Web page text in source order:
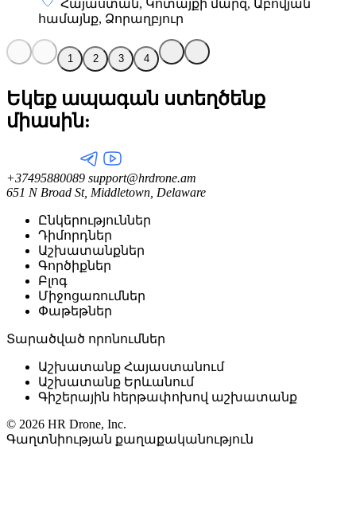
Հայաստան, Կոտայքի մարզ, Աբովյան
համայնք, Ձորաղբյուր
1 2 3 4
Եկեք ապագան ստեղծենք
միասին:
+37495880089 support@hrdrone.am
651 N Broad St, Middletown, Delaware
Ընկերություններ
Դիմորդներ
Աշխատանքներ
Գործիքներ
Բլոգ
Միջոցառումներ
Փաթեթներ
Տարածված որոնումներ
Աշխատանք Հայաստանում
Աշխատանք Երևանում
Գիշերային հերթափոխով աշխատանք
© 2026 HR Drone, Inc.
Գաղտնիության քաղաքականություն